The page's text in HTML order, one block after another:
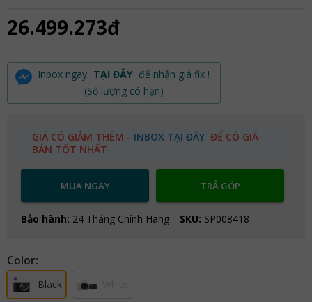
26.499.273đ
Inbox ngay TẠI ĐÂY để nhận giá fix !
(Số lượng có hạn)
GIÁ CÓ GIẢM THÊM - INBOX TẠI ĐÂY ĐỂ CÓ GIÁ
BÁN TỐT NHẤT
MUA NGAY TRẢ GÓP
Bảo hành: 24 Tháng Chính Hãng SKU: SP008418
Color:
Black